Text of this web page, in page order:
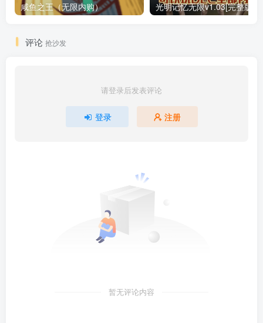
咸鱼之王（无限内购）
评论 抢沙发
请登录后发表评论
登录 注册
暂无评论内容